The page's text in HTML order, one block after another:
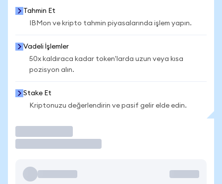
Tahmin Et
IBMon ve kripto tahmin piyasalarında işlem yapın.
Vadeli İşlemler
50x kaldıraca kadar token'larda uzun veya kısa
pozisyon alın.
Stake Et
Kriptonuzu değerlendirin ve pasif gelir elde edin.